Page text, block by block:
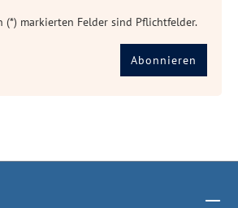
(*) markierten Felder sind Pflichtfelder.
Abonnieren